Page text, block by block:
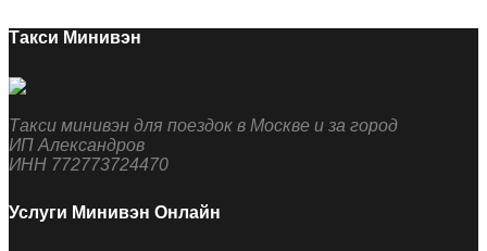
Такси Минивэн
Такси минивэн для поездок в Москве и за город
ИП Александров
ИНН 772773724470
Услуги Минивэн Онлайн